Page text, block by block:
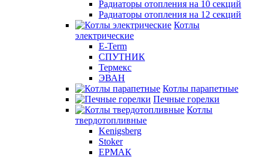
Радиаторы отопления на 10 секций
Радиаторы отопления на 12 секций
Котлы
электрические
E-Term
СПУТНИК
Термекс
ЭВАН
Котлы парапетные
Печные горелки
Котлы
твердотопливные
Kenigsberg
Stoker
ЕРМАК